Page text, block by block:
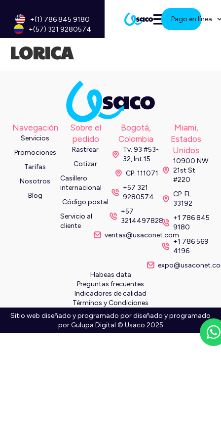
+(1) 786 845 9180
+(57) 321 9280574
Pago en línea
LORICA
Navegación
Servicios
Promociones
Tarifas
Nosotros
Blog
Sobre el
pedido
Rastrear
Cotizar
Casillero
internacional
Código postal
Servicio al
cliente
Bogotá,
Colombia
Tv. 93 #53-
32, Int 15
CP: 111071
+57 321
9280574
+57
3214497828
ventas@usaconet.com
Miami,
Estados
Unidos
10900 NW
21st St
#220
CP: FL
33192
+1 786 845
9180
+1 786 569
4196
Habeas data
Preguntas frecuentes
Indicadores de calidad
Términos y Condiciones
Sitio web diseñado y programado por diseñado y programado
porGulupa Digital © Usaco 2025